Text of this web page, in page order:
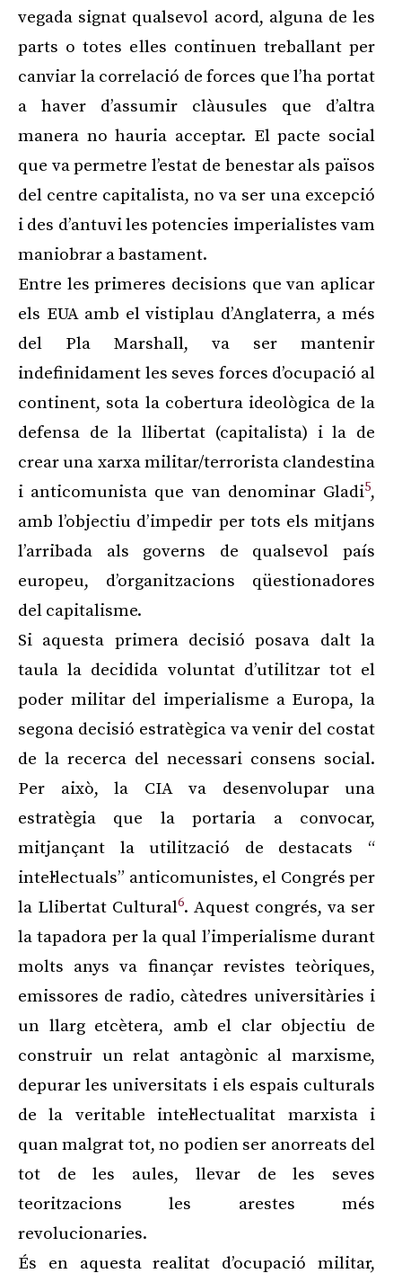
vegada signat qualsevol acord, alguna de les
parts o totes elles continuen treballant per
canviar la correlació de forces que l’ha portat
a haver d’assumir clàusules que d’altra
manera no hauria acceptar. El pacte social
que va permetre l’estat de benestar als països
del centre capitalista, no va ser una excepció
i des d’antuvi les potencies imperialistes vam
maniobrar a bastament.
Entre les primeres decisions que van aplicar
els EUA amb el vistiplau d’Anglaterra, a més
del Pla Marshall, va ser mantenir
indefinidament les seves forces d’ocupació al
continent, sota la cobertura ideològica de la
defensa de la llibertat (capitalista) i la de
crear una xarxa militar/terrorista clandestina
i anticomunista que van denominar Gladi5,
amb l’objectiu d’impedir per tots els mitjans
l’arribada als governs de qualsevol país
europeu, d’organitzacions qüestionadores
del capitalisme.
Si aquesta primera decisió posava dalt la
taula la decidida voluntat d’utilitzar tot el
poder militar del imperialisme a Europa, la
segona decisió estratègica va venir del costat
de la recerca del necessari consens social.
Per això, la CIA va desenvolupar una
estratègia que la portaria a convocar,
mitjançant la utilització de destacats “
intel·lectuals” anticomunistes, el Congrés per
la Llibertat Cultural6. Aquest congrés, va ser
la tapadora per la qual l’imperialisme durant
molts anys va finançar revistes teòriques,
emissores de radio, càtedres universitàries i
un llarg etcètera, amb el clar objectiu de
construir un relat antagònic al marxisme,
depurar les universitats i els espais culturals
de la veritable intel·lectualitat marxista i
quan malgrat tot, no podien ser anorreats del
tot de les aules, llevar de les seves
teoritzacions les arestes més
revolucionaries.
És en aquesta realitat d’ocupació militar,